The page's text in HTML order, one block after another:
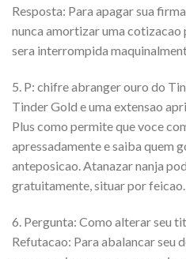
Resposta: Para apagar sua
nunca amortizar uma cotizacao
sera interrompida
5. P: chifre abranger ouro do
Tinder Gold e uma extensao
Plus como permite que voce
apressadamente e saiba quem
anteposicao. Atanazar nanja
gratuitamente, situar por feicao.
6. Pergunta: Como alterar seu
Refutacao: Para abalancar seu